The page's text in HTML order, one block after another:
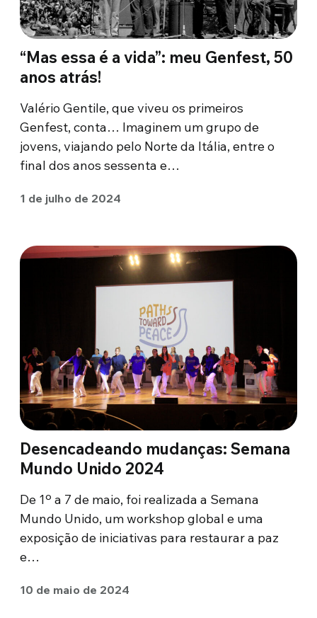
“Mas essa é a vida”: meu Genfest, 50
anos atrás!
Valério Gentile, que viveu os primeiros
Genfest, conta… Imaginem um grupo de
jovens, viajando pelo Norte da Itália, entre o
final dos anos sessenta e…
1 de julho de 2024
Desencadeando mudanças: Semana
Mundo Unido 2024
De 1º a 7 de maio, foi realizada a Semana
Mundo Unido, um workshop global e uma
exposição de iniciativas para restaurar a paz
e…
10 de maio de 2024